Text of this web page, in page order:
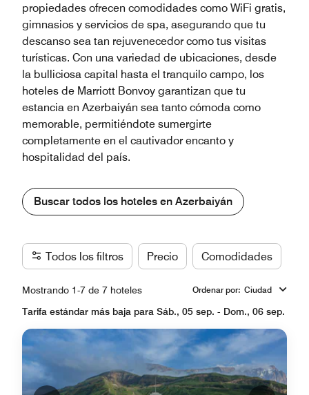
propiedades ofrecen comodidades como WiFi gratis,
gimnasios y servicios de spa, asegurando que tu
descanso sea tan rejuvenecedor como tus visitas
turísticas. Con una variedad de ubicaciones, desde
la bulliciosa capital hasta el tranquilo campo, los
hoteles de Marriott Bonvoy garantizan que tu
estancia en Azerbaiyán sea tanto cómoda como
memorable, permitiéndote sumergirte
completamente en el cautivador encanto y
hospitalidad del país.
Buscar todos los hoteles en Azerbaiyán
Todos los filtros Precio Comodidades
Mostrando 1-7 de 7 hoteles Ordenar por: Ciudad
Tarifa estándar más baja para Sáb., 05 sep. - Dom., 06 sep.